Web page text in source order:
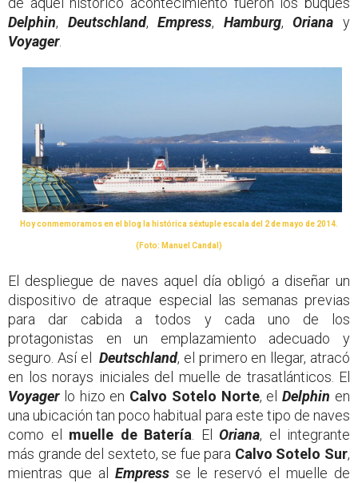
Delphin, Deutschland,Empress, Hamburg,Oriana y
Voyager.
Hoy conmemoramos en el blog la histórica séxtuple escala del 2 de mayo de 2014.
(Foto: Manuel Candal)
El despliegue de naves aquel día obligó a diseñar un
dispositivo de atraque especial las semanas previas
para dar cabida a todos y cada uno de los
protagonistas en un emplazamiento adecuado y
seguro. Así elDeutschland, el primero en llegar, atracó
en los norays iniciales del muelle de trasatlánticos. El
Voyagerlo hizo en Calvo Sotelo Norte, elDelphin en
una ubicación tan poco habitual para este tipo de naves
como el muelle de Batería. El Oriana, el integrante
más grande del sexteto, se fue para Calvo Sotelo Sur,
mientras que al Empressse le reservó el muelle de